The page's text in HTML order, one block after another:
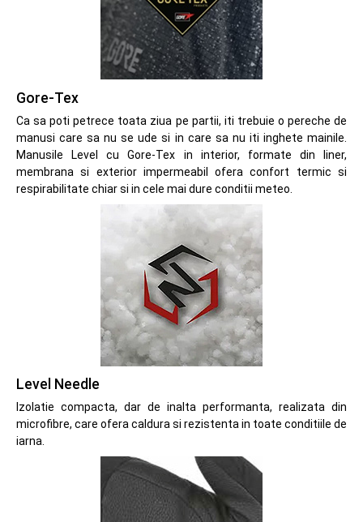
Gore-Tex
Ca sa poti petrece toata ziua pe partii, iti trebuie o pereche de
manusi care sa nu se ude si in care sa nu iti inghete mainile.
Manusile Level cu Gore-Tex in interior, formate din liner,
membrana si exterior impermeabil ofera confort termic si
respirabilitate chiar si in cele mai dure conditii meteo.
Level Needle
Izolatie compacta, dar de inalta performanta, realizata din
microfibre, care ofera caldura si rezistenta in toate conditiile de
iarna.